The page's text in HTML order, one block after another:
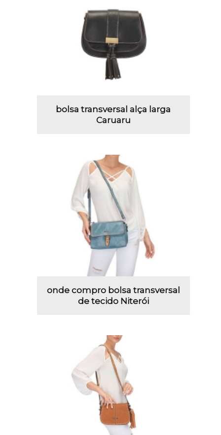
bolsa transversal alça larga
Caruaru
onde compro bolsa transversal
de tecido Niterói